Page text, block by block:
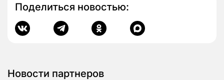
Поделиться новостью:
Новости партнеров